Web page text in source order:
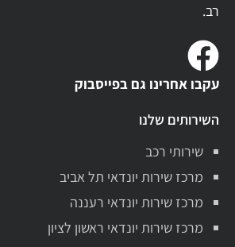
רב.
עקבו אחרינו גם בפייסבוק
השירותים שלנו
שירותי רכב
מרכז שירות יונדאי תל אביב
מרכז שירות יונדאי רעננה
מרכז שירות יונדאי ראשון לציון